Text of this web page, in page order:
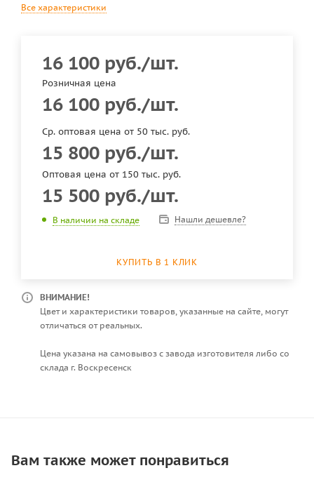
Все характеристики
16 100 руб./шт.
Розничная цена
16 100 руб./шт.
Ср. оптовая цена от 50 тыс. руб.
15 800 руб./шт.
Оптовая цена от 150 тыс. руб.
15 500 руб./шт.
В наличии на складе Нашли дешевле?
КУПИТЬ В 1 КЛИК
ВНИМАНИЕ!
Цвет и характеристики товаров, указанные на сайте, могут
отличаться от реальных.
Цена указана на самовывоз с завода изготовителя либо со
склада г. Воскресенск
Вам также может понравиться